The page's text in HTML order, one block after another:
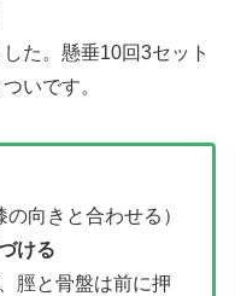
た。懸垂10回3セット
いです。
向きと合わせる）
ける
脛と骨盤は前に押